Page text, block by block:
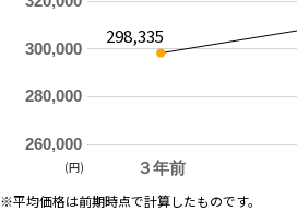
３年前
260,000
280,000
300,000
298,335
(円)
※平均価格は前期時点で計算したものです。